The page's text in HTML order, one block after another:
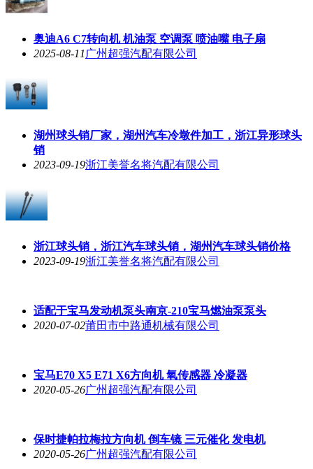
奥迪A6 C7转向机 机油泵 空调泵 喷油嘴 电子扇
2025-08-11 广州超强汽配有限公司
湖州球头销厂家，湖州汽车冷墩件加工，浙江异形球头
销
2023-09-19浙江美誉名将汽配有限公司
浙江球头销，浙江汽车球头销，湖州汽车球头销价格
2023-09-19浙江美誉名将汽配有限公司
宝马E70 X5 E71 X6方向机 氧传感器 冷凝器
2020-05-26广州超强汽配有限公司